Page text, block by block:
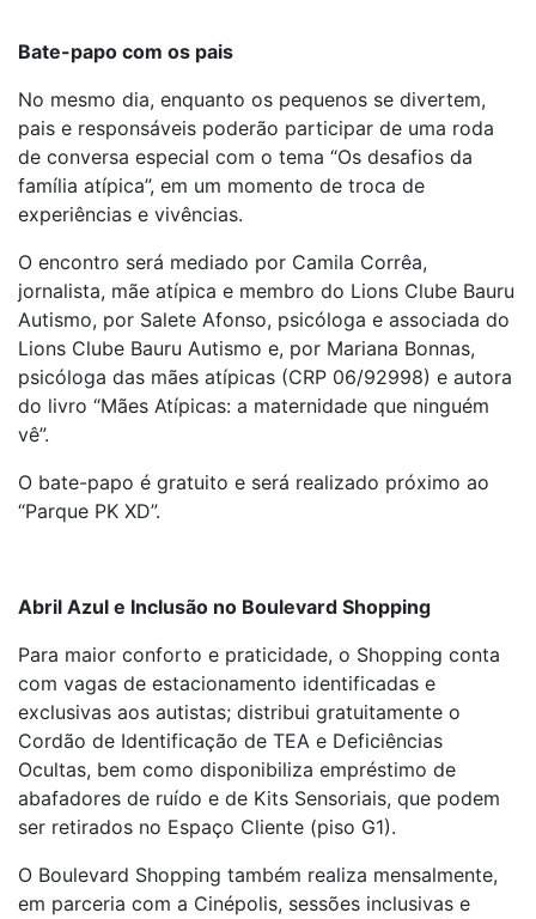
Bate-papo com os pais
No mesmo dia, enquanto os pequenos se divertem,
pais e responsáveis poderão participar de uma roda
de conversa especial com o tema “Os desafios da
família atípica”, em um momento de troca de
experiências e vivências.
O encontro será mediado por Camila Corrêa,
jornalista, mãe atípica e membro do Lions Clube Bauru
Autismo, por Salete Afonso, psicóloga e associada do
Lions Clube Bauru Autismo e, por Mariana Bonnas,
psicóloga das mães atípicas (CRP 06/92998) e autora
do livro “Mães Atípicas: a maternidade que ninguém
vê”.
O bate-papo é gratuito e será realizado próximo ao
“Parque PK XD”.
Abril Azul e Inclusão no Boulevard Shopping
Para maior conforto e praticidade, o Shopping conta
com vagas de estacionamento identificadas e
exclusivas aos autistas; distribui gratuitamente o
Cordão de Identificação de TEA e Deficiências
Ocultas, bem como disponibiliza empréstimo de
abafadores de ruído e de Kits Sensoriais, que podem
ser retirados no Espaço Cliente (piso G1).
O Boulevard Shopping também realiza mensalmente,
em parceria com a Cinépolis, sessões inclusivas e